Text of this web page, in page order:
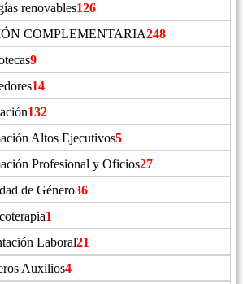
renovables126
COMPLEMENTARIA248
9
14
132
Altos Ejecutivos5
Profesional y Oficios27
de Género36
1
Laboral21
Auxilios4